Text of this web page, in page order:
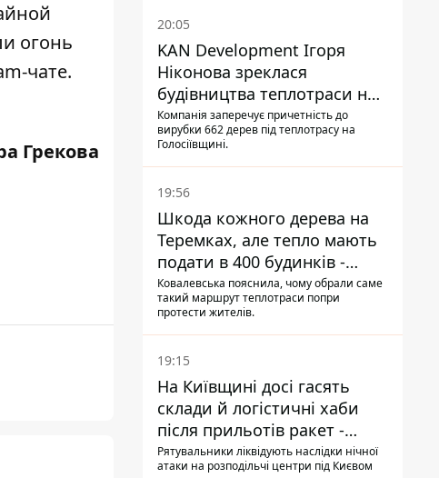
огонь
чате.
Грекова
20:05
KAN Development Ігоря
Ніконова зреклася
будівництва теплотраси на
Теремках
Компанія заперечує причетність до
вирубки 662 дерев під теплотрасу на
Голосіївщині.
19:56
Шкода кожного дерева на
Теремках, але тепло мають
подати в 400 будинків -
депутатка Київради
Ковалевська пояснила, чому обрали саме
такий маршрут теплотраси попри
протести жителів.
19:15
На Київщині досі гасять
склади й логістичні хаби
після прильотів ракет -
ДСНС
Рятувальники ліквідують наслідки нічної
атаки на розподільчі центри під Києвом